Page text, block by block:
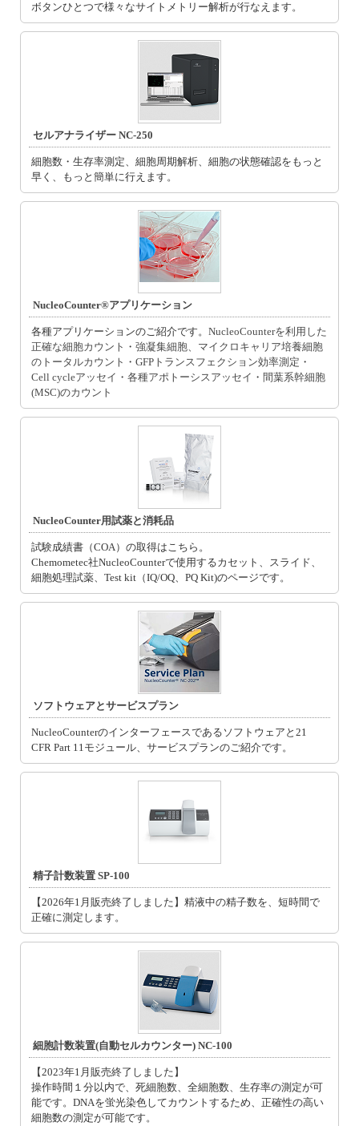
ボタンひとつで様々なサイトメトリー解析が行なえます。
セルアナライザー NC-250
細胞数・生存率測定、細胞周期解析、細胞の状態確認をもっと
早く、もっと簡単に行えます。
NucleoCounter®アプリケーション
各種アプリケーションのご紹介です。 NucleoCounterを利用した
正確な細胞カウント ・ 強凝集細胞、マイクロキャリア培養細胞
のトータルカウント ・ GFPトランスフェクション効率測定 ・
Cell cycleアッセイ ・ 各種アポトーシスアッセイ ・ 間葉系幹細胞
(MSC)のカウント
NucleoCounter用試薬と消耗品
試験成績書（COA）の取得はこちら。
Chemometec社NucleoCounterで使用するカセット、スライド、
細胞処理試薬、Test kit（IQ/OQ、PQ Kit)のページです。
ソフトウェアとサービスプラン
NucleoCounterのインターフェースであるソフトウェアと21
CFR Part 11モジュール、サービスプランのご紹介です。
精子計数装置 SP-100
【2026年1⽉販売終了しました】精液中の精子数を、短時間で
正確に測定します。
細胞計数装置(自動セルカウンター) NC-100
【2023年1月販売終了しました】
操作時間１分以内で、死細胞数、全細胞数、生存率の測定が可
能です。DNAを蛍光染色してカウントするため、正確性の高い
細胞数の測定が可能です。